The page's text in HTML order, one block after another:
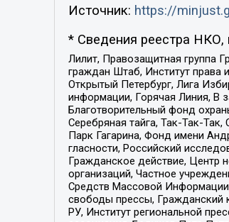
Источник: https://
* Сведения реестра НКО,
Лилит, Правозащитная группа
граждан Штаб, Институт
Открытый Петербург, Лига
информации, Горячая Линия, В
Благотворительный фонд
Серебряная тайга, Так-Так-
Парк Гагарина, Фонд имени
гласности, Российский
Гражданское действие, Центр
организаций, Частное
Средств Массовой
свободы прессы, Гражданский
РУ, Институт региональной